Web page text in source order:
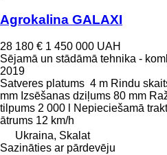
Agrokalina GALAXI
28 180 € 1 450 000 UAH
Sējamā un stādāmā tehnika -
2019
Satveres platums 4 m Rindu
mm Izsēšanas dziļums 80 mm
tilpums 2 000 l Nepieciešamā
ātrums 12 km/h
Ukraina, Skalat
Sazināties ar pārdevēju